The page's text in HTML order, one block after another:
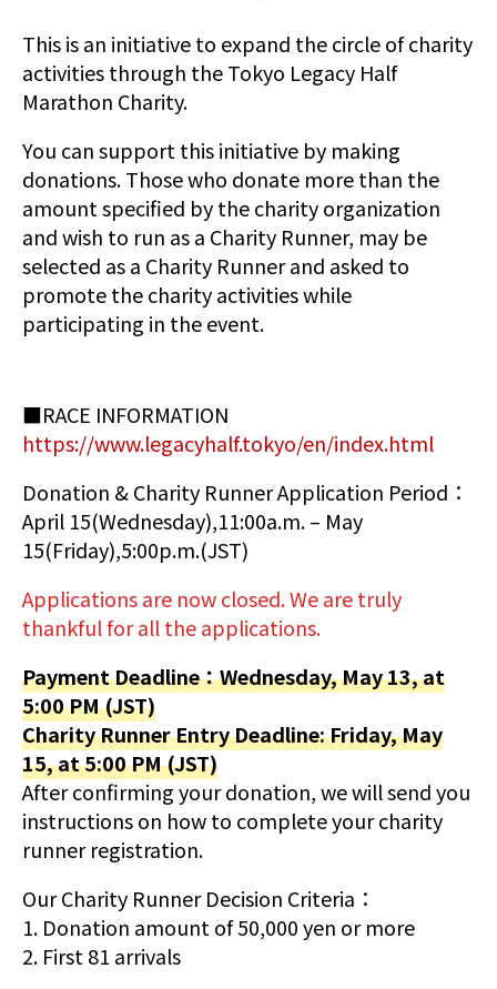
This is an initiative to expand the circle of charity
activities through the Tokyo Legacy Half
Marathon Charity.
You can support this initiative by making
donations. Those who donate more than the
amount specified by the charity organization
and wish to run as a Charity Runner, may be
selected as a Charity Runner and asked to
promote the charity activities while
participating in the event.
■RACE INFORMATION
https://www.legacyhalf.tokyo/en/index.html
Donation & Charity Runner Application Period：
April 15(Wednesday),11:00a.m. – May
15(Friday),5:00p.m.(JST)
Applications are now closed. We are truly
thankful for all the applications.
Payment Deadline：Wednesday, May 13, at
5:00 PM (JST)
Charity Runner Entry Deadline: Friday, May
15, at 5:00 PM (JST)
After confirming your donation, we will send you
instructions on how to complete your charity
runner registration.
Our Charity Runner Decision Criteria：
1. Donation amount of 50,000 yen or more
2. First 81 arrivals